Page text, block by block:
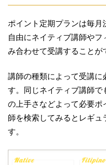
ポイント定期プランは毎月
自由にネイティブ講師や
み合わせて受講することが
講師の種類によって受講に
す。同じネイティブ講師
の上手さなどよって必要
師を検索してみるとレギ
す。